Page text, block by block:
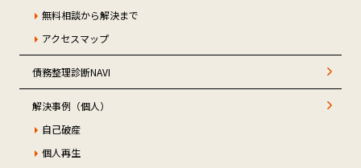
無料相談から解決まで
アクセスマップ
債務整理診断NAVI
解決事例（個人）
自己破産
個人再生